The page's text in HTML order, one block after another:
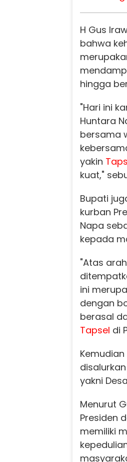
H Gus
bahwa
hingga
"Hari ini
Huntara
bersama
yakin
kuat,"
Bupati
kurban
Napa
kepada
"Atas
ini
dengan
berasal
Tapsel di
yakni
Menurut
Presiden
memiliki